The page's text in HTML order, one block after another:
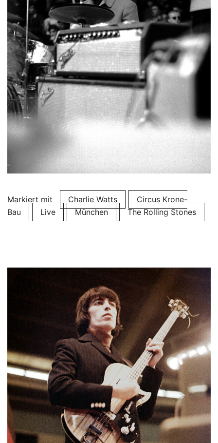
Markiert mit Charlie Watts
Circus Krone-
Bau
Live München The Rolling Stones